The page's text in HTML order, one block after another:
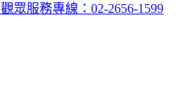
觀眾服務專線：02-2656-1599